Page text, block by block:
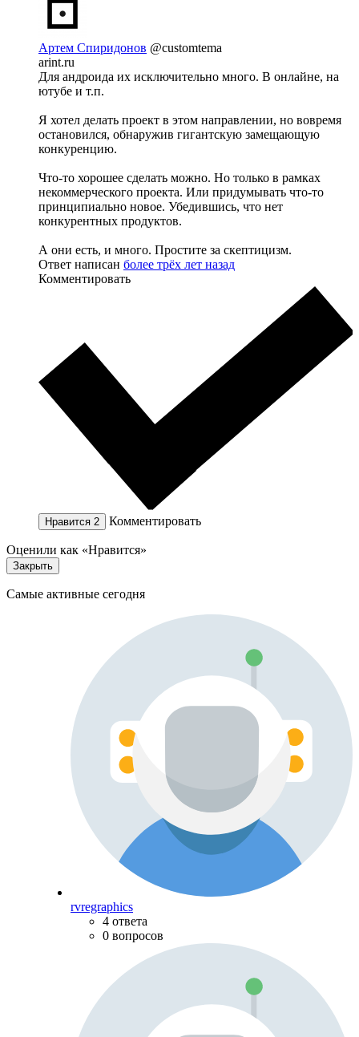
Артем Спиридонов @customtema
arint.ru
Для андроида их исключительно много. В онлайне, на
ютубе и т.п.
Я хотел делать проект в этом направлении, но вовремя
остановился, обнаружив гигантскую замещающую
конкуренцию.
Что-то хорошее сделать можно. Но только в рамках
некоммерческого проекта. Или придумывать что-то
принципиально новое. Убедившись, что нет
конкурентных продуктов.
А они есть, и много. Простите за скептицизм.
Ответ написан более трёх лет назад
Комментировать
Нравится 2 Комментировать
Оценили как «Нравится»
Закрыть
Самые активные сегодня
rvregraphics
4 ответа
0 вопросов